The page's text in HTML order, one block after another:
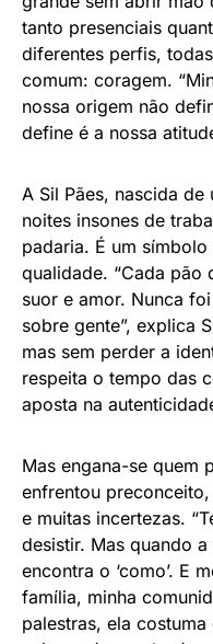
tanto presenciais
diferentes perfis,
comum: coragem.
nossa origem não
define é a nossa
A Sil Pães, nascida
noites insones de
padaria. É um
qualidade. “Cada pão
suor e amor. Nunca
sobre gente”, explica
mas sem perder a
respeita o tempo das
aposta na
Mas engana-se quem
enfrentou
e muitas incertezas.
desistir. Mas quando a
encontra o ‘como’. E
família, minha
palestras, ela